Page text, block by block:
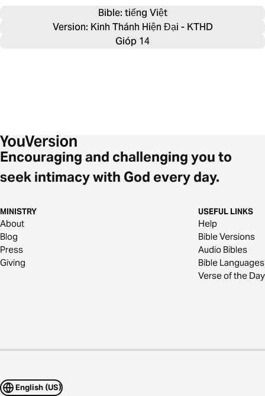
Bible: tiếng Việt
Version: Kinh Thánh Hiện Đại - KTHD
Gióp 14
Encouraging and challenging you to
seek intimacy with God every day.
MINISTRY
About
Blog
Press
Giving
USEFUL LINKS
Help
Bible Versions
Audio Bibles
Bible Languages
Verse of the Day
English (US)